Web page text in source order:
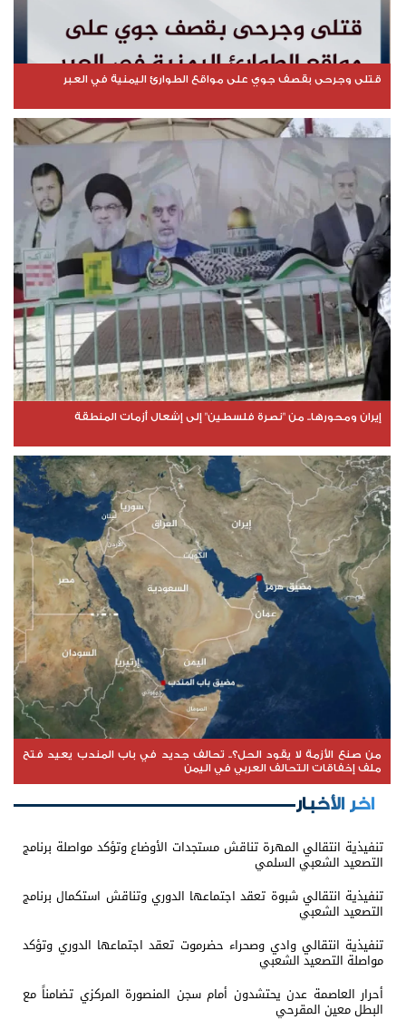
قتلى وجرحى بقصف جوي على مواقع الطوارئ اليمنية في العبر
إيران ومحورها.. من "نصرة فلسطين" إلى إشعال أزمات المنطقة
من صنع الأزمة لا يقود الحل؟.. تحالف جديد في باب المندب يعيد فتح
ملف إخفاقات التحالف العربي في اليمن
اخر الأخبار
تنفيذية انتقالي المهرة تناقش مستجدات الأوضاع وتؤكد مواصلة برنامج
التصعيد الشعبي السلمي
تنفيذية انتقالي شبوة تعقد اجتماعها الدوري وتناقش استكمال برنامج
التصعيد الشعبي
تنفيذية انتقالي وادي وصحراء حضرموت تعقد اجتماعها الدوري وتؤكد
مواصلة التصعيد الشعبي
أحرار العاصمة عدن يحتشدون أمام سجن المنصورة المركزي تضامناً مع
البطل معين المقرحي